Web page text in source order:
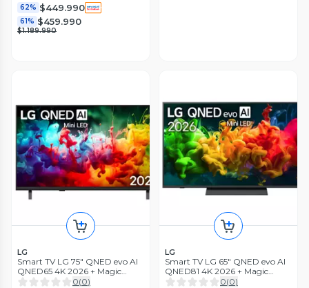
62% $449.990
61% $459.990
$1.189.990
LG
Smart TV LG 75" QNED evo AI
QNED65 4K 2026 + Magic
Remote Control
0(0)
LG
Smart TV LG 65" QNED evo AI
QNED81 4K 2026 + Magic
Remote Control
0(0)